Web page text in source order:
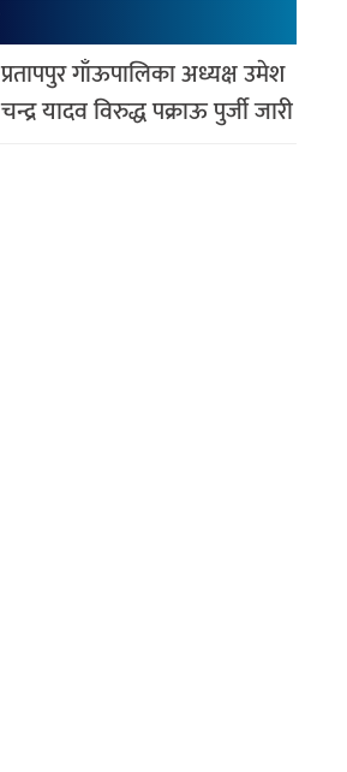
प्रतापपुर गाँऊपालिका अध्यक्ष उमेश
चन्द्र यादव विरुद्ध पक्राऊ पुर्जी जारी